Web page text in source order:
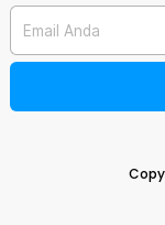
Email Anda